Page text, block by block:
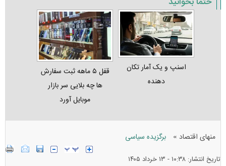
اسنپ و یک آمار تکان‌
دهنده
قفل ۵ ماهه ثبت‌ سفارش‌
ها چه بلایی سر بازار
موبایل آورد
منهای اقتصاد » برگزیده سیاسی
تاریخ انتشار: ۱۰:۳۸ - ۱۳ خرداد ۱۴۰۵